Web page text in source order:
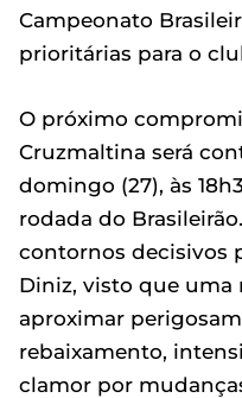
Campeonato
prioritárias para o
O próximo
Cruzmaltina será
domingo (27), às
rodada do
contornos decisivos
Diniz, visto que uma
aproximar
rebaixamento,
clamor por